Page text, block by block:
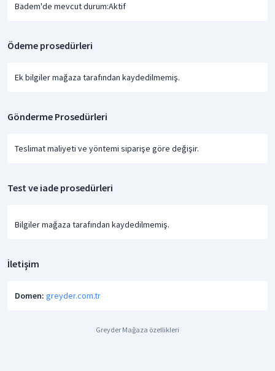
Badem'de mevcut durum:Aktif
Ödeme prosedürleri
Ek bilgiler mağaza tarafından kaydedilmemiş.
Gönderme Prosedürleri
Teslimat maliyeti ve yöntemi siparişe göre değişir.
Test ve iade prosedürleri
Bilgiler mağaza tarafından kaydedilmemiş.
İletişim
Domen: greyder.com.tr
Greyder Mağaza özellikleri